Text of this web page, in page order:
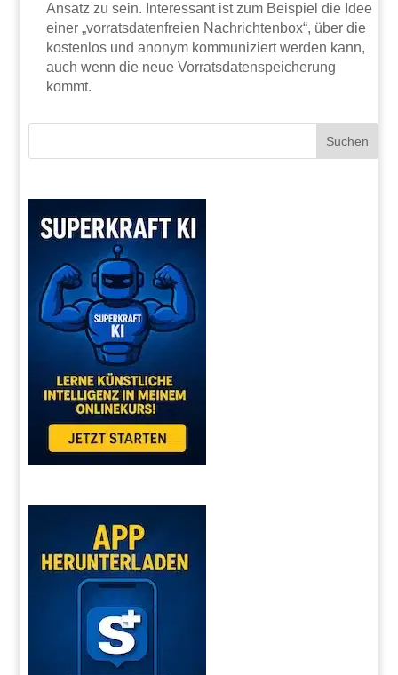
Ansatz zu sein. Interessant ist zum Beispiel die Idee
einer „vorratsdatenfreien Nachrichtenbox“, über die
kostenlos und anonym kommuniziert werden kann,
auch wenn die neue Vorratsdatenspeicherung
kommt.